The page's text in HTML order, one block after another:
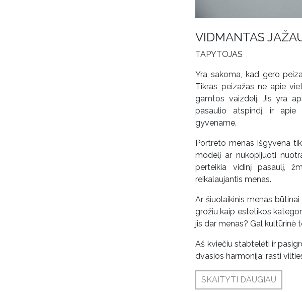
VIDMANTAS
TAPYTOJAS
Yra sakoma, kad gero
Tikras peizažas ne apie
gamtos vaizdelį. Jis yra
pasaulio atspindį, ir
gyvename.
Portreto menas išgyvena
modelį ar nukopijuoti
perteikia vidinį pasaulį,
reikalaujantis menas.
Ar šiuolaikinis menas
grožiu kaip estetikos
jis dar menas? Gal kultūrinė
Aš kviečiu stabtelėti ir
dvasios harmonija; rasti
SKAITYTI DAUGIAU